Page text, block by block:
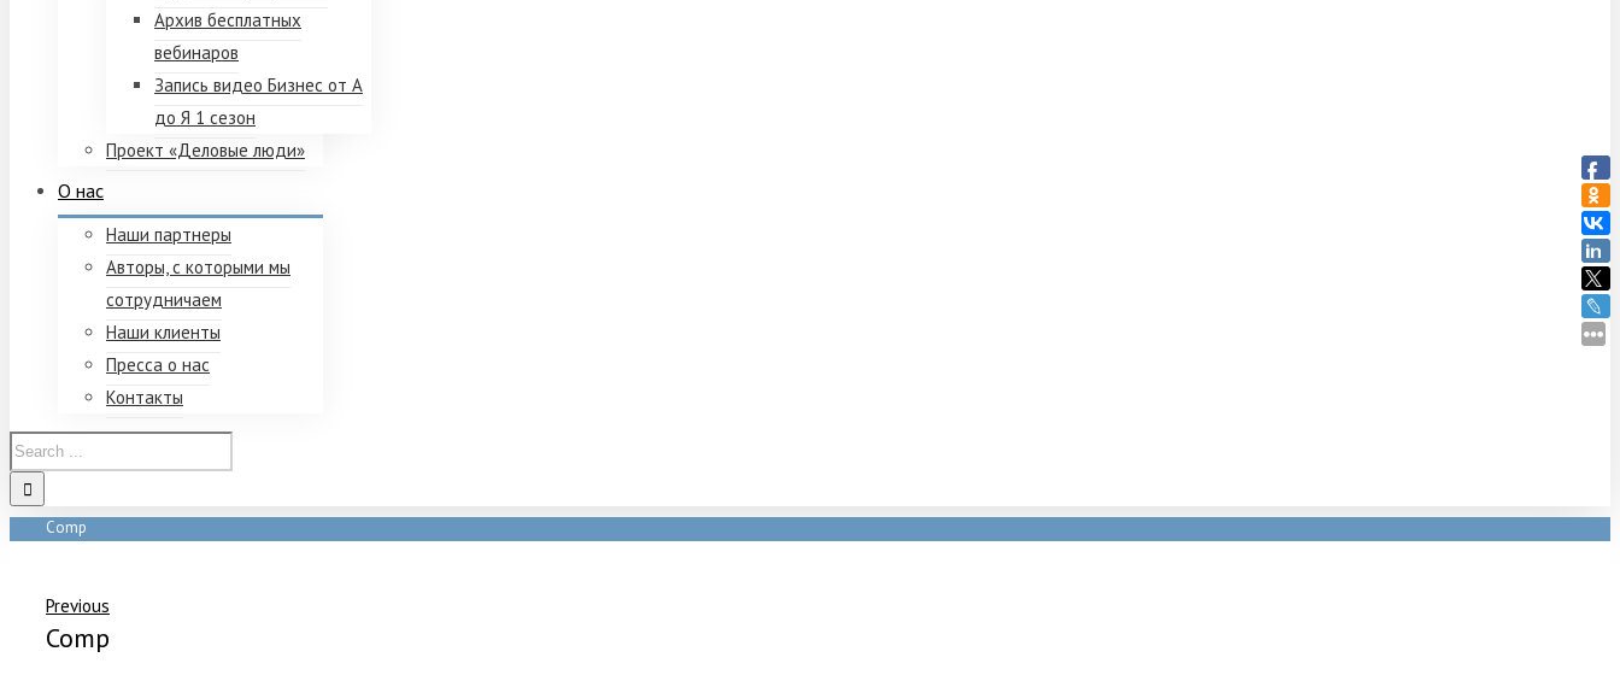
Архив бесплатных
вебинаров
Запись видео Бизнес от А
до Я 1 сезон
Проект «Деловые люди»
О нас
Наши партнеры
Авторы, с которыми мы
сотрудничаем
Наши клиенты
Пресса о нас
Контакты
Comp
Previous
Comp